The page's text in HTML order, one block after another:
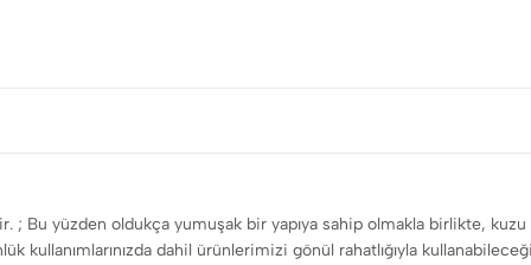
; Bu yüzden oldukça yumuşak bir yapıya sahip olmakla birlikte,
kullanımlarınızda dahil ürünlerimizi gönül rahatlığıyla